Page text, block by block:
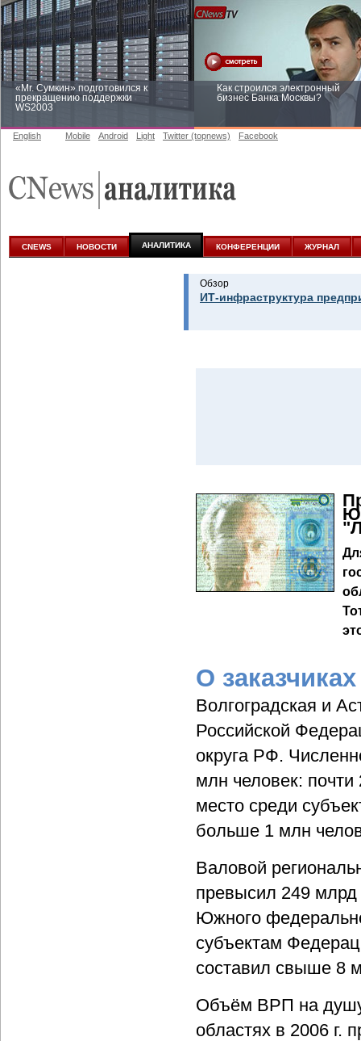
«Mr. Сумкин» подготовился к
прекращению поддержки
WS2003
Как строился электронный
бизнес Банка Москвы?
аналитике
English Mobile Android Light Twitter (topnews) Facebook
CNEWS НОВОСТИ АНАЛИТИКА КОНФЕРЕНЦИИ ЖУРНАЛ
Обзор
ИТ-инфраструктура
О заказчиках
Волгоградская и
Российской
округа РФ.
млн человек:
место среди
больше 1 млн
Валовой
превысил 249
Южного
субъектам
составил свыше 8
Объём ВРП на душу
областях в 2006 г.